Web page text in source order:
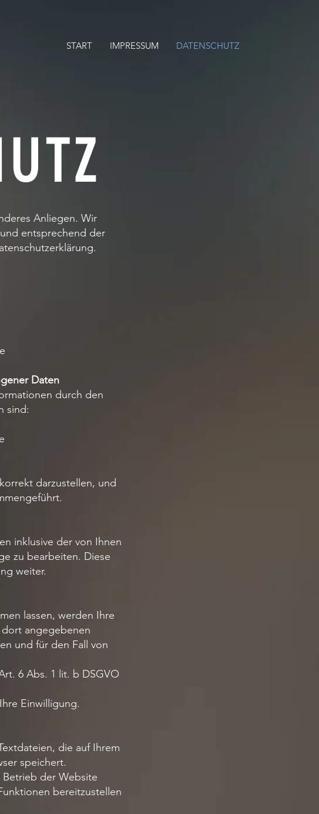
START IMPRESSUM DATENSCHUTZ
Anliegen. Wir
entsprechend der
Daten
durch den
sind:
darzustellen, und
inklusive der von Ihnen
zu bearbeiten. Diese
weiter.
lassen, werden Ihre
angegebenen
und für den Fall von
6 Abs. 1 lit. b DSGVO
Einwilligung.
die auf Ihrem
speichert.
der Website
bereitzustellen